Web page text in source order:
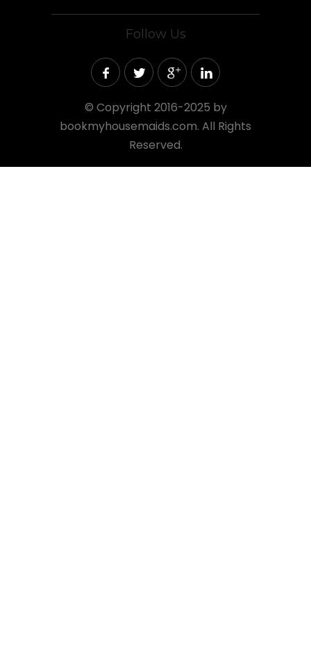
Follow Us
© Copyright 2016-2025 by
bookmyhousemaids.com. All Rights
Reserved.